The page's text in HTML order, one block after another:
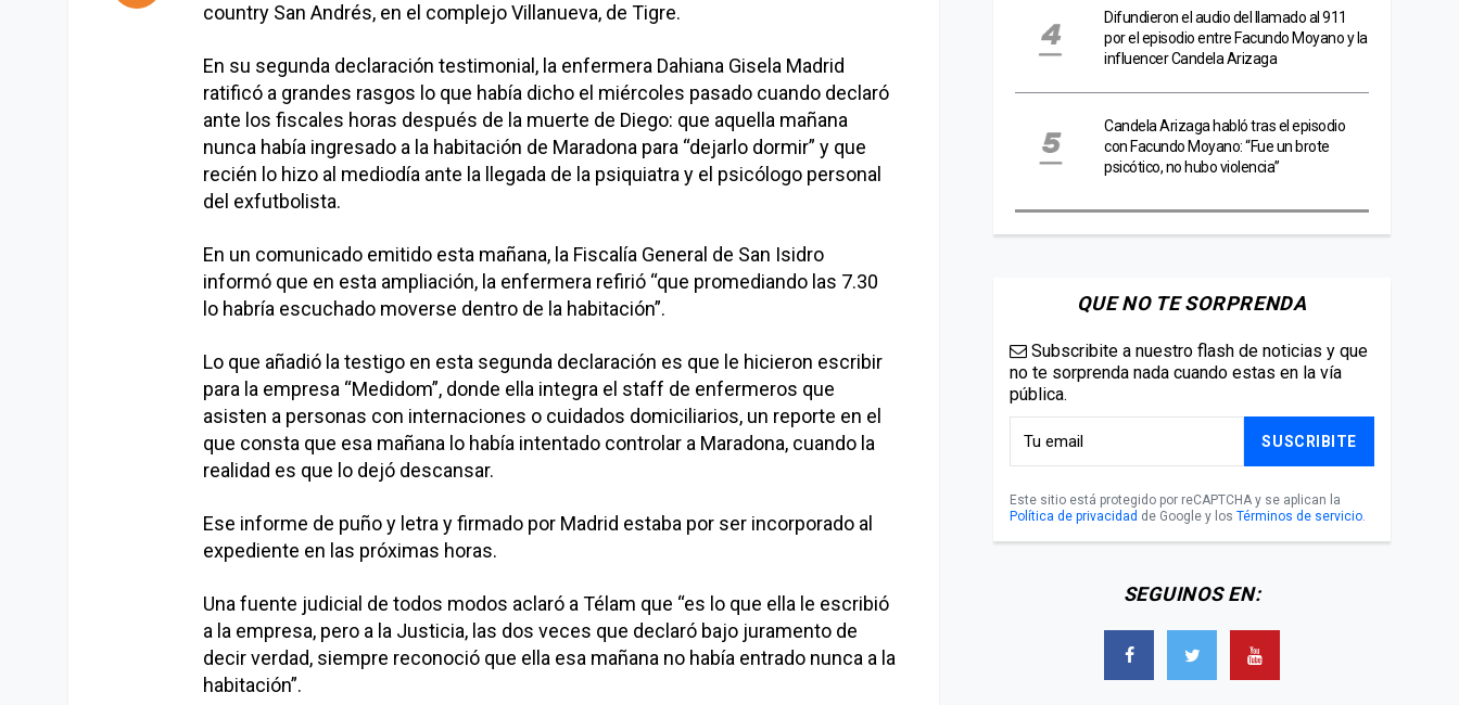
country San Andrés, en el complejo Villanueva, de Tigre.
En su segunda declaración testimonial, la enfermera Dahiana Gisela Madrid
ratificó a grandes rasgos lo que había dicho el miércoles pasado cuando declaró
ante los fiscales horas después de la muerte de Diego: que aquella mañana
nunca había ingresado a la habitación de Maradona para “dejarlo dormir” y que
recién lo hizo al mediodía ante la llegada de la psiquiatra y el psicólogo personal
del exfutbolista.
En un comunicado emitido esta mañana, la Fiscalía General de San Isidro
informó que en esta ampliación, la enfermera refirió “que promediando las 7.30
lo habría escuchado moverse dentro de la habitación”.
Lo que añadió la testigo en esta segunda declaración es que le hicieron escribir
para la empresa “Medidom”, donde ella integra el staff de enfermeros que
asisten a personas con internaciones o cuidados domiciliarios, un reporte en el
que consta que esa mañana lo había intentado controlar a Maradona, cuando la
realidad es que lo dejó descansar.
Ese informe de puño y letra y firmado por Madrid estaba por ser incorporado al
expediente en las próximas horas.
Una fuente judicial de todos modos aclaró a Télam que “es lo que ella le escribió
a la empresa, pero a la Justicia, las dos veces que declaró bajo juramento de
decir verdad, siempre reconoció que ella esa mañana no había entrado nunca a la
habitación”.
Difundieron el audio del llamado al 911
por el episodio entre Facundo Moyano y la
influencer Candela Arizaga
Candela Arizaga habló tras el episodio
con Facundo Moyano: “Fue un brote
psicótico, no hubo violencia”
QUE NO TE SORPRENDA
Subscribite a nuestro flash de noticias y que
no te sorprenda nada cuando estas en la vía
pública.
SUSCRIBITE
Este sitio está protegido por reCAPTCHA y se aplican la
Política de privacidad de Google y los Términos de servicio.
SEGUINOS EN: